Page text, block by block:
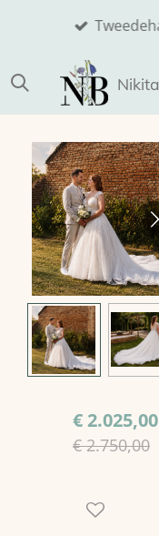
de
hoofdinhoud
Nikita
€ 2.025,00
€ 2.750,00